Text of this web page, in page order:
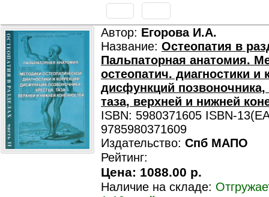
Автор: Егорова И.А.
Название: Остеопатия в
Пальпаторная анатомия.
остеопатич. диагностики и
дисфункций позвоночника,
таза, верхней и нижней
ISBN: 5980371605 ISBN-
9785980371609
Издательство: Спб МАПО
Рейтинг:
Цена: 1088.00 р.
Наличие на складе: